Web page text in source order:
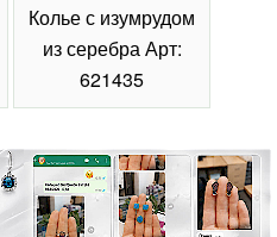
Колье с изумрудом
из серебра Арт:
621435